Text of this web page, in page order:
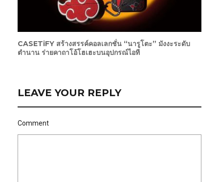
CASETiFY สร้างสรรค์คอลเลกชั่น “นารูโตะ” มังงะระดับ
ตำนาน ร่ายคาถาโอ้โฮเฮะบนอุปกรณ์ไอที
LEAVE YOUR REPLY
Comment